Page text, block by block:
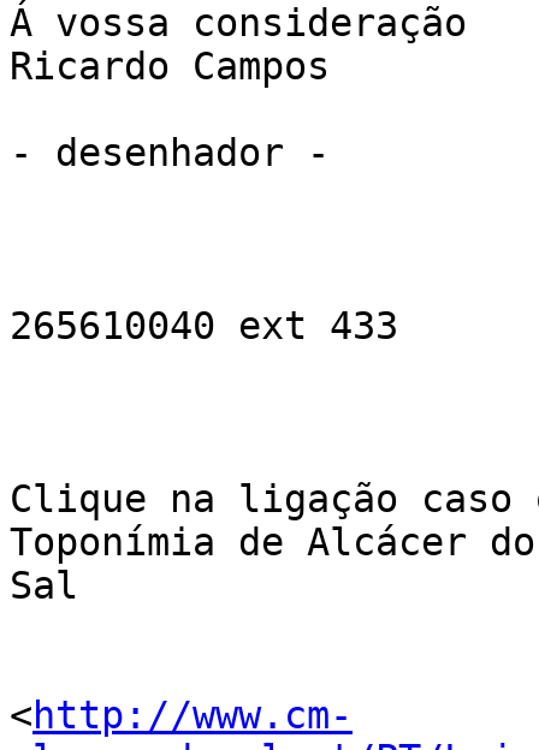
Á vossa consideração
Ricardo Campos
- desenhador -
265610040 ext 433
Clique na ligação
Toponímia de Alcácer do
Sal
<http://www.cm-